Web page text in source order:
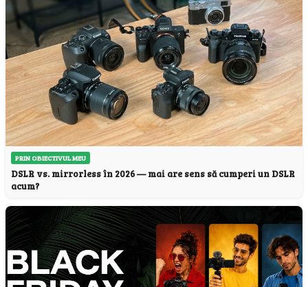
PRIN OBIECTIVUL MEU
DSLR vs. mirrorless în 2026 — mai are sens să cumperi un DSLR
acum?